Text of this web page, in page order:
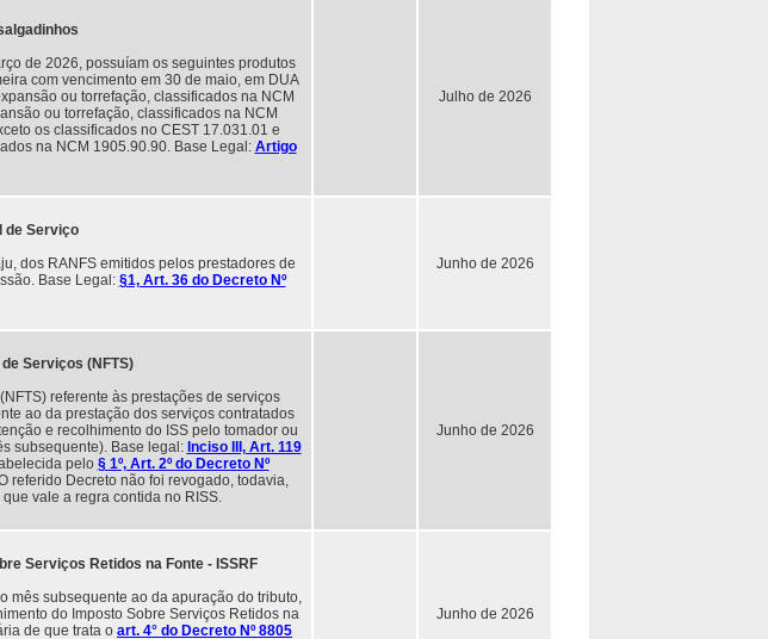
de 2026, possuíam os seguintes produtos
com vencimento em 30 de maio, em DUA
ou torrefação, classificados na NCM
ou torrefação, classificados na NCM
os classificados no CEST 17.031.01 e
na NCM 1905.90.90. Base Legal: Artigo
Julho de 2026
de Serviço
dos RANFS emitidos pelos prestadores de
Base Legal: §1, Art. 36 do Decreto Nº
Junho de 2026
Serviços (NFTS)
referente às prestações de serviços
ao da prestação dos serviços contratados
e recolhimento do ISS pelo tomador ou
subsequente). Base legal: Inciso III, Art. 119
pelo § 1º, Art. 2º do Decreto Nº
referido Decreto não foi revogado, todavia,
vale a regra contida no RISS.
Junho de 2026
Serviços Retidos na Fonte - ISSRF
mês subsequente ao da apuração do tributo,
do Imposto Sobre Serviços Retidos na
de que trata o art. 4° do Decreto Nº 8805
Junho de 2026